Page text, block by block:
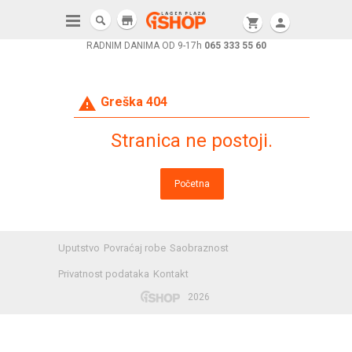
RADNIM DANIMA OD 9-17h 065 333 55 60
shopping_cart person
store
warning Greška 404
Stranica ne postoji.
Početna
Uputstvo Povraćaj robe Saobraznost
Privatnost podataka Kontakt
2026